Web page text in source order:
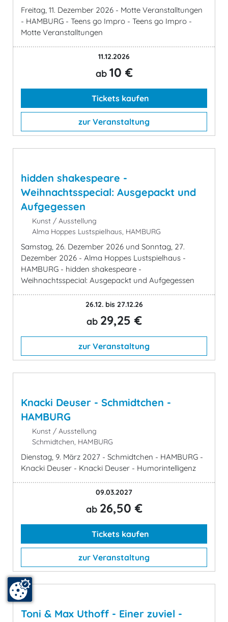
Freitag, 11. Dezember 2026 - Motte Veranstalltungen
- HAMBURG - Teens go Impro - Teens go Impro -
Motte Veranstalltungen
11.12.2026
ab 10 €
Tickets kaufen
zur Veranstaltung
hidden shakespeare -
Weihnachtsspecial: Ausgepackt und
Aufgegessen
Kunst / Ausstellung
Alma Hoppes Lustspielhaus, HAMBURG
Samstag, 26. Dezember 2026 und Sonntag, 27.
Dezember 2026 - Alma Hoppes Lustspielhaus -
HAMBURG - hidden shakespeare -
Weihnachtsspecial: Ausgepackt und Aufgegessen
26.12. bis 27.12.26
ab 29,25 €
zur Veranstaltung
Knacki Deuser - Schmidtchen -
HAMBURG
Kunst / Ausstellung
Schmidtchen, HAMBURG
Dienstag, 9. März 2027 - Schmidtchen - HAMBURG -
Knacki Deuser - Knacki Deuser - Humorintelligenz
09.03.2027
ab 26,50 €
Tickets kaufen
zur Veranstaltung
Toni & Max Uthoff - Einer zuviel -